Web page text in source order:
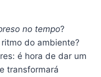
no tempo?
do ambiente?
é hora de dar um
transformará